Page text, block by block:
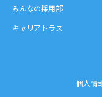
みんなの採用部
キャリアトラス
個人情